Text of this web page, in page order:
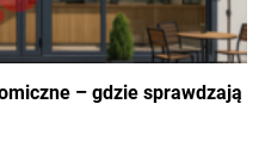
– gdzie sprawdzają